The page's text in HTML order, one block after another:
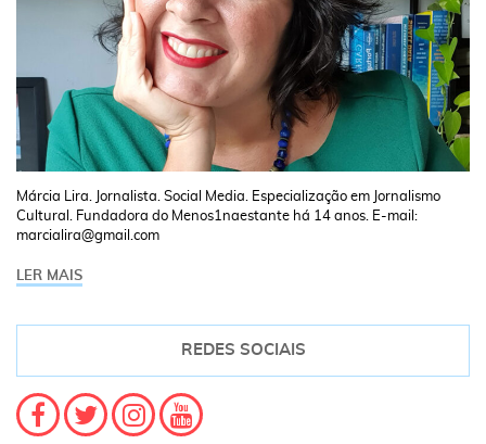
Márcia Lira. Jornalista. Social Media. Especialização em Jornalismo
Cultural. Fundadora do Menos1naestante há 14 anos. E-mail:
marcialira@gmail.com
LER MAIS
REDES SOCIAIS